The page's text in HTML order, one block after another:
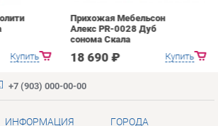
ИНФОРМАЦИЯ
Контакты
Дизайн
Доставка и Оплата
Скидки и Акции
ГОРОДА
Весь мир
Екатеринбург